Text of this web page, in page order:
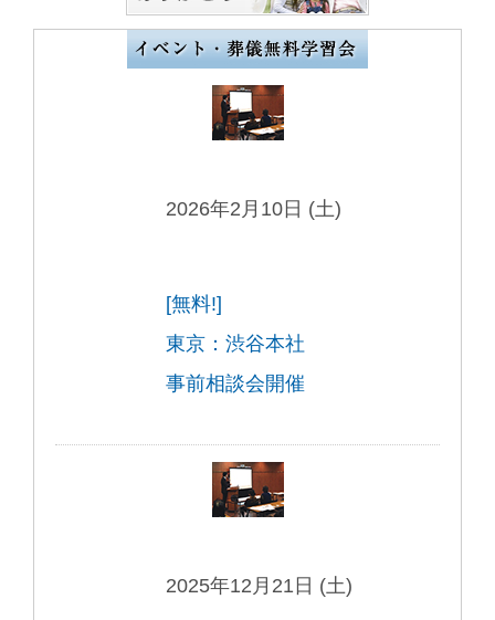
2026年2月10日 (土)
[無料!]
東京：渋谷本社
事前相談会開催
2025年12月21日 (土)